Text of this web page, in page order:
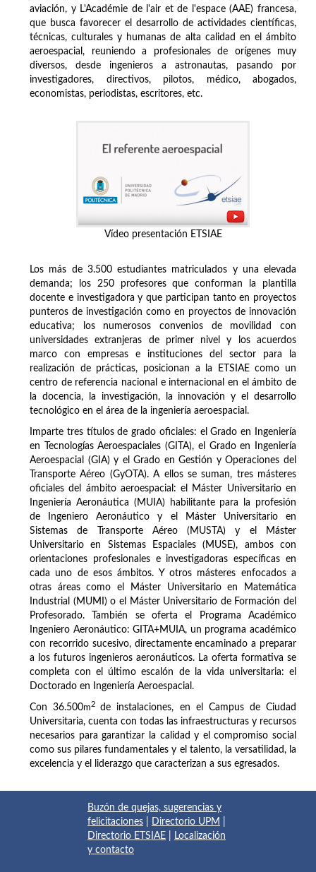
aviación, y L'Académie de l'air et de l'espace (AAE) francesa,
que busca favorecer el desarrollo de actividades científicas,
técnicas, culturales y humanas de alta calidad en el ámbito
aeroespacial, reuniendo a profesionales de orígenes muy
diversos, desde ingenieros a astronautas, pasando por
investigadores, directivos, pilotos, médico, abogados,
economistas, periodistas, escritores, etc.
Vídeo presentación ETSIAE
Los más de 3.500 estudiantes matriculados y una elevada
demanda; los 250 profesores que conforman la plantilla
docente e investigadora y que participan tanto en proyectos
punteros de investigación como en proyectos de innovación
educativa; los numerosos convenios de movilidad con
universidades extranjeras de primer nivel y los acuerdos
marco con empresas e instituciones del sector para la
realización de prácticas, posicionan a la ETSIAE como un
centro de referencia nacional e internacional en el ámbito de
la docencia, la investigación, la innovación y el desarrollo
tecnológico en el área de la ingeniería aeroespacial.
Imparte tres títulos de grado oficiales: el Grado en Ingeniería
en Tecnologías Aeroespaciales (GITA), el Grado en Ingeniería
Aeroespacial (GIA) y el Grado en Gestión y Operaciones del
Transporte Aéreo (GyOTA). A ellos se suman, tres másteres
oficiales del ámbito aeroespacial: el Máster Universitario en
Ingeniería Aeronáutica (MUIA) habilitante para la profesión
de Ingeniero Aeronáutico y el Máster Universitario en
Sistemas de Transporte Aéreo (MUSTA) y el Máster
Universitario en Sistemas Espaciales (MUSE), ambos con
orientaciones profesionales e investigadoras específicas en
cada uno de esos ámbitos. Y otros másteres enfocados a
otras áreas como el Máster Universitario en Matemática
Industrial (MUMI) o el Máster Universitario de Formación del
Profesorado. También se oferta el Programa Académico
Ingeniero Aeronáutico: GITA+MUIA, un programa académico
con recorrido sucesivo, directamente encaminado a preparar
a los futuros ingenieros aeronáuticos. La oferta formativa se
completa con el último escalón de la vida universitaria: el
Doctorado en Ingeniería Aeroespacial.
Con 36.500m2
de instalaciones, en el Campus de Ciudad
Universitaria, cuenta con todas las infraestructuras y recursos
necesarios para garantizar la calidad y el compromiso social
como sus pilares fundamentales y el talento, la versatilidad, la
excelencia y el liderazgo que caracterizan a sus egresados.
Buzón de quejas, sugerencias y
felicitaciones
Directorio UPM
Directorio ETSIAE
Localización
y contacto